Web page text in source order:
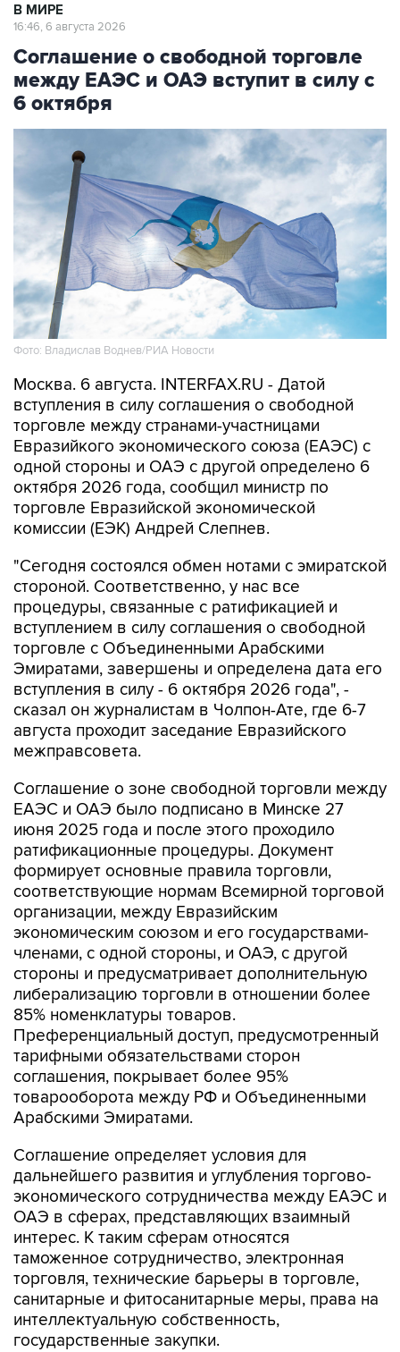
В МИРЕ
16:46, 6 августа 2026
Соглашение о свободной торговле
между ЕАЭС и ОАЭ вступит в силу с
6 октября
Фото: Владислав Воднев/РИА Новости
Москва. 6 августа. INTERFAX.RU - Датой
вступления в силу соглашения о свободной
торговле между странами-участницами
Евразийкого экономического союза (ЕАЭС) с
одной стороны и ОАЭ с другой определено 6
октября 2026 года, сообщил министр по
торговле Евразийской экономической
комиссии (ЕЭК) Андрей Слепнев.
"Сегодня состоялся обмен нотами с эмиратской
стороной. Соответственно, у нас все
процедуры, связанные с ратификацией и
вступлением в силу соглашения о свободной
торговле с Объединенными Арабскими
Эмиратами, завершены и определена дата его
вступления в силу - 6 октября 2026 года", -
сказал он журналистам в Чолпон-Ате, где 6-7
августа проходит заседание Евразийского
межправсовета.
Соглашение о зоне свободной торговли между
ЕАЭС и ОАЭ было подписано в Минске 27
июня 2025 года и после этого проходило
ратификационные процедуры. Документ
формирует основные правила торговли,
соответствующие нормам Всемирной торговой
организации, между Евразийским
экономическим союзом и его государствами-
членами, с одной стороны, и ОАЭ, с другой
стороны и предусматривает дополнительную
либерализацию торговли в отношении более
85% номенклатуры товаров.
Преференциальный доступ, предусмотренный
тарифными обязательствами сторон
соглашения, покрывает более 95%
товарооборота между РФ и Объединенными
Арабскими Эмиратами.
Соглашение определяет условия для
дальнейшего развития и углубления торгово-
экономического сотрудничества между ЕАЭС и
ОАЭ в сферах, представляющих взаимный
интерес. К таким сферам относятся
таможенное сотрудничество, электронная
торговля, технические барьеры в торговле,
санитарные и фитосанитарные меры, права на
интеллектуальную собственность,
государственные закупки.